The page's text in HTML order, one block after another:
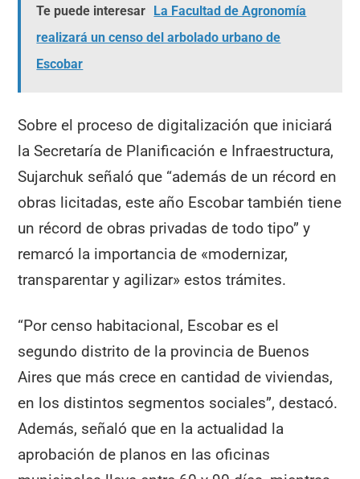
Te puede interesar
La Facultad de Agronomía
realizará un censo del arbolado urbano de
Escobar
Sobre el proceso de digitalización que iniciará
la Secretaría de Planificación e Infraestructura,
Sujarchuk señaló que “además de un récord en
obras licitadas, este año Escobar también tiene
un récord de obras privadas de todo tipo” y
remarcó la importancia de «modernizar,
transparentar y agilizar» estos trámites.
“Por censo habitacional, Escobar es el
segundo distrito de la provincia de Buenos
Aires que más crece en cantidad de viviendas,
en los distintos segmentos sociales”, destacó.
Además, señaló que en la actualidad la
aprobación de planos en las oficinas